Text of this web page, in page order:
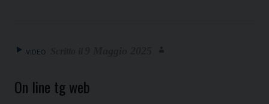
VIDEO
On line tg web